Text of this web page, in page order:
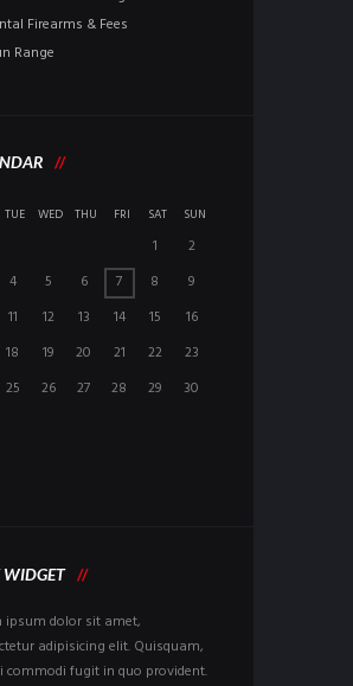
Firearms & Fees
Range
TUE WED THU FRI SAT SUN
1
2
4 5 6 7 8
9
11 12 13 14 15
16
18 19 20 21 22
23
25 26 27 28 29
30
WIDGET
ipsum dolor sit amet,
adipisicing elit. Quisquam,
commodi fugit in quo provident.